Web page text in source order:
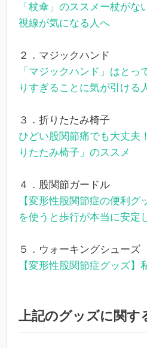
「杖傘」のススメー杖が
視線が気になる人へ
２．マジックハンド
「マジックハンド」はと
りすぎることに気が引ける
３．折りたたみ椅子
ひどい股関節痛でも大丈夫
りたたみ椅子」のススメ
４．股関節ガードル
【変形性股関節症の便利
を使うと歩行が本当に安定
５．ウォーキングシューズ
【変形性股関節症グッズ】
上記のグッズに関す